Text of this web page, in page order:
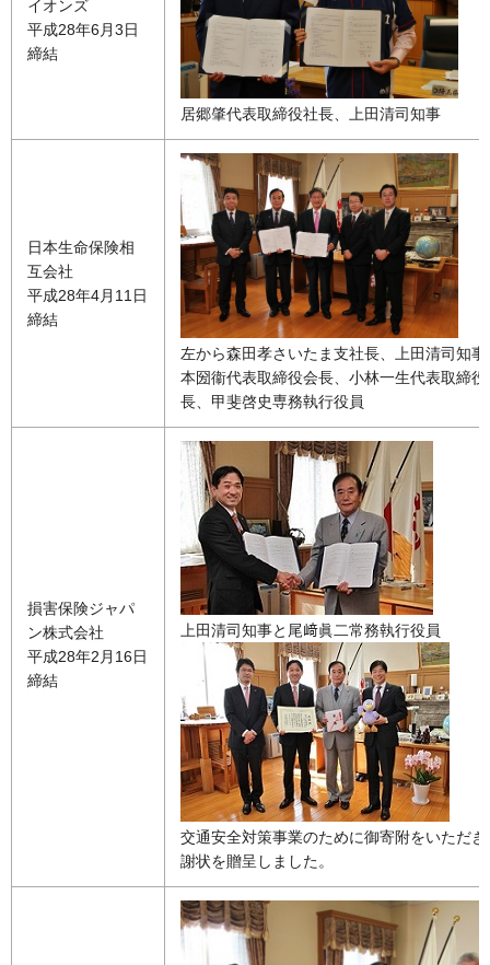
イオンズ
平成28年6月3日
締結
居郷肇代表取締役社長、上田清司知事
日本生命保険相
互会社
平成28年4月11日
締結
左から森田孝さいたま支社長、上田清司知事
本圀衞代表取締役会長、小林一生代表取締役
長、甲斐啓史専務執行役員
損害保険ジャパ
ン株式会社
平成28年2月16日
締結
上田清司知事と尾﨑眞二常務執行役員
交通安全対策事業のために御寄附をいただき
謝状を贈呈しました。